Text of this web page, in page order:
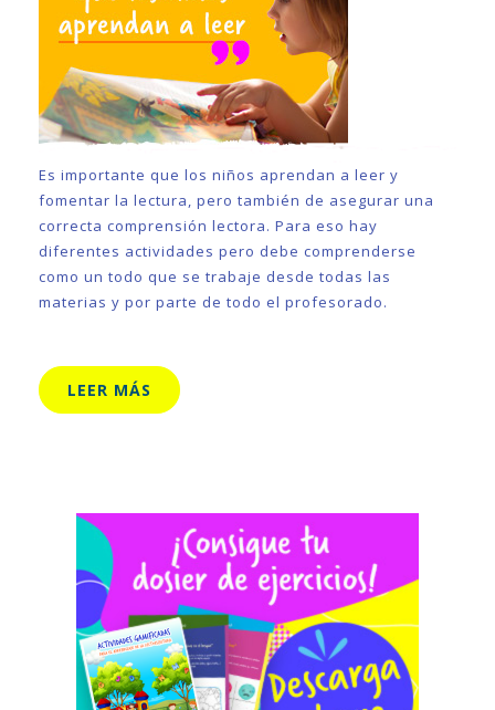
Es importante que los niños aprendan a leer y
fomentar la lectura, pero también de asegurar una
correcta comprensión lectora. Para eso hay
diferentes actividades pero debe comprenderse
como un todo que se trabaje desde todas las
materias y por parte de todo el profesorado.
LEER MÁS